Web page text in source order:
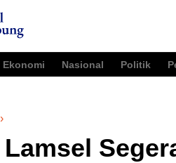
Ekonomi Nasional Politik
›